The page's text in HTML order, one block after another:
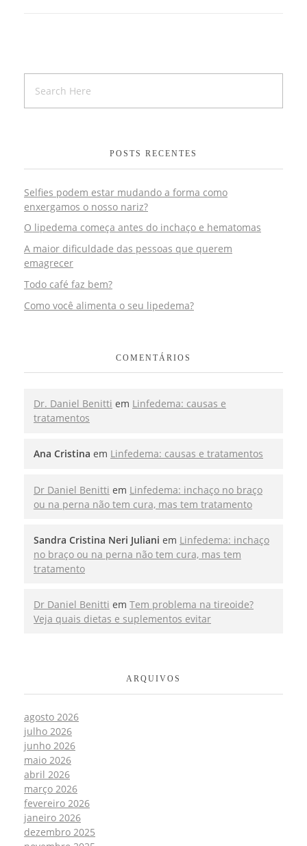
POSTS RECENTES
Selfies podem estar mudando a forma como
enxergamos o nosso nariz?
O lipedema começa antes do inchaço e hematomas
A maior dificuldade das pessoas que querem
emagrecer
Todo café faz bem?
Como você alimenta o seu lipedema?
COMENTÁRIOS
Dr. Daniel Benitti em Linfedema: causas e
tratamentos
Ana Cristina em Linfedema: causas e tratamentos
Dr Daniel Benitti em Linfedema: inchaço no braço
ou na perna não tem cura, mas tem tratamento
Sandra Cristina Neri Juliani em Linfedema: inchaço
no braço ou na perna não tem cura, mas tem
tratamento
Dr Daniel Benitti em Tem problema na tireoide?
Veja quais dietas e suplementos evitar
ARQUIVOS
agosto 2026
julho 2026
junho 2026
maio 2026
abril 2026
março 2026
fevereiro 2026
janeiro 2026
dezembro 2025